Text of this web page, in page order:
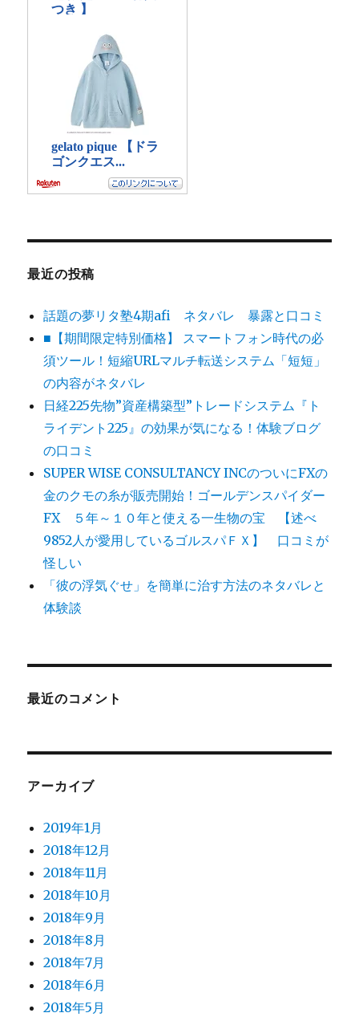
最近の投稿
話題の夢リタ塾4期afi ネタバレ 暴露と口コミ
■【期間限定特別価格】 スマートフォン時代の必
須ツール！短縮URLマルチ転送システム「短短」
の内容がネタバレ
日経225先物”資産構築型”トレードシステム『ト
ライデント225』の効果が気になる！体験ブログ
の口コミ
SUPER WISE CONSULTANCY INCのついにFXの
金のクモの糸が販売開始！ゴールデンスパイダー
FX ５年～１０年と使える一生物の宝 【述べ
9852人が愛用しているゴルスパＦＸ】 口コミが
怪しい
「彼の浮気ぐせ」を簡単に治す方法のネタバレと
体験談
最近のコメント
アーカイブ
2019年1月
2018年12月
2018年11月
2018年10月
2018年9月
2018年8月
2018年7月
2018年6月
2018年5月